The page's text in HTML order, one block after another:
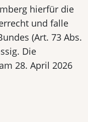
hierfür die
und falle
(Art. 73 Abs.
Die
28. April 2026